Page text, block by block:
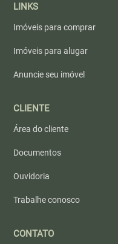
LINKS
Imóveis para comprar
Imóveis para alugar
Anuncie seu imóvel
CLIENTE
Área do cliente
Documentos
Ouvidoria
Trabalhe conosco
CONTATO